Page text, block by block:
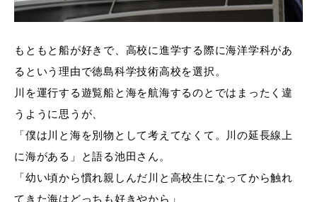
もともと船が好きで、高校に進学する際に海洋学科があ
るという理由で徳島科学技術高校を選択。
川を運行する遊覧船と海を航海するのとではまったく違
うように思うが、
「僕は川と海を別物として考えてなくて。川の延長線上
に海がある」と語る池田さん。
「幼い頃から慣れ親しんだ川と高校生になってから触れ
てきた海はどっちも好きやから」